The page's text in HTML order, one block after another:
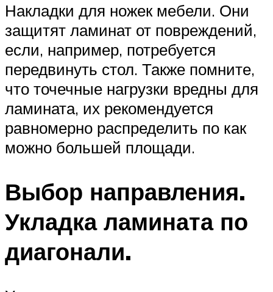
Накладки для ножек мебели. Они
защитят ламинат от повреждений,
если, например, потребуется
передвинуть стол. Также помните,
что точечные нагрузки вредны для
ламината, их рекомендуется
равномерно распределить по как
можно большей площади.
Выбор направления.
Укладка ламината по
диагонали.